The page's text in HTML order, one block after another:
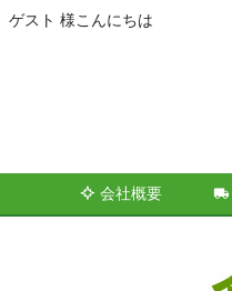
ゲスト 様こんにちは
会社概要